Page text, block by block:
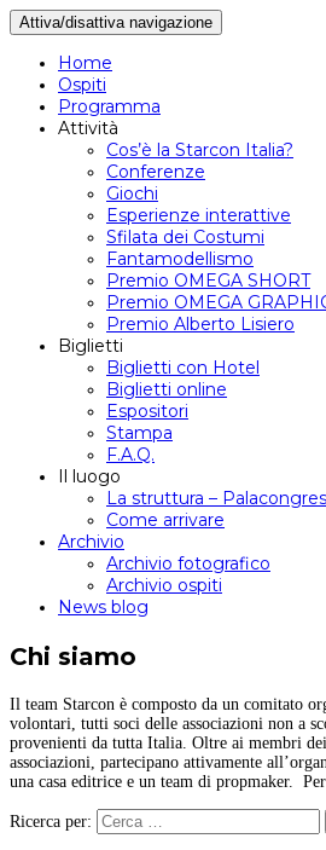
Attiva/disattiva navigazione
Home
Ospiti
Programma
Attività
Cos’è la Starcon Italia?
Conferenze
Giochi
Esperienze interattive
Sfilata dei Costumi
Fantamodellismo
Premio OMEGA SHORT
Premio OMEGA
Premio Alberto Lisiero
Biglietti
Biglietti con Hotel
Biglietti online
Espositori
Stampa
F.A.Q.
Il luogo
La struttura –
Come arrivare
Archivio
Archivio fotografico
Archivio ospiti
News blog
Chi siamo
Il team Starcon è composto da un comitato
volontari, tutti soci delle associazioni non a
provenienti da tutta Italia. Oltre ai membri
associazioni, partecipano attivamente
una casa editrice e un team di propmaker.
Ricerca per: